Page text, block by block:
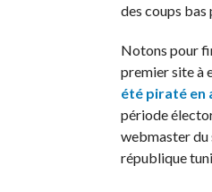
des coups
Notons pour
premier site à
été piraté en
période
webmaster du
république